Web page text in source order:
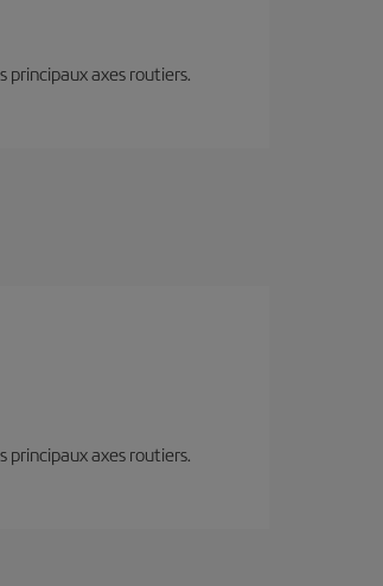
principaux axes routiers.
principaux axes routiers.